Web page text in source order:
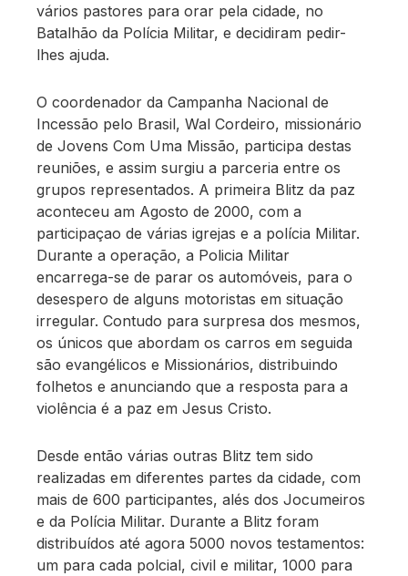
vários pastores para orar pela cidade, no
Batalhão da Polícia Militar, e decidiram pedir-
lhes ajuda.
O coordenador da Campanha Nacional de
Incessão pelo Brasil, Wal Cordeiro, missionário
de Jovens Com Uma Missão, participa destas
reuniões, e assim surgiu a parceria entre os
grupos representados. A primeira Blitz da paz
aconteceu am Agosto de 2000, com a
participaçao de várias igrejas e a polícia Militar.
Durante a operação, a Policia Militar
encarrega-se de parar os automóveis, para o
desespero de alguns motoristas em situação
irregular. Contudo para surpresa dos mesmos,
os únicos que abordam os carros em seguida
são evangélicos e Missionários, distribuindo
folhetos e anunciando que a resposta para a
violência é a paz em Jesus Cristo.
Desde então várias outras Blitz tem sido
realizadas em diferentes partes da cidade, com
mais de 600 participantes, alés dos Jocumeiros
e da Polícia Militar. Durante a Blitz foram
distribuídos até agora 5000 novos testamentos:
um para cada polcial, civil e militar, 1000 para